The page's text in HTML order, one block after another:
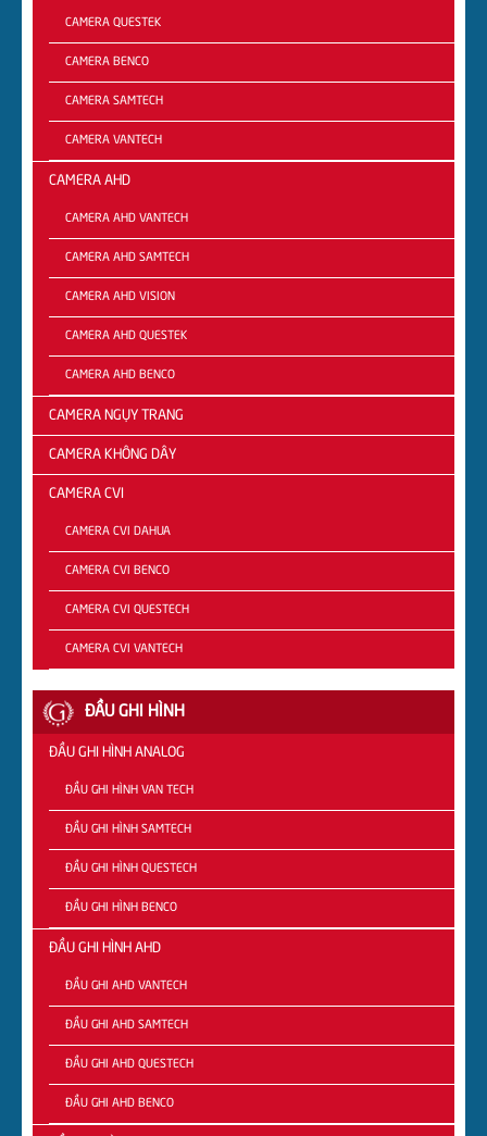
CAMERA QUESTEK
CAMERA BENCO
CAMERA SAMTECH
CAMERA VANTECH
CAMERA AHD
CAMERA AHD VANTECH
CAMERA AHD SAMTECH
CAMERA AHD VISION
CAMERA AHD QUESTEK
CAMERA AHD BENCO
CAMERA NGỤY TRANG
CAMERA KHÔNG DÂY
CAMERA CVI
CAMERA CVI DAHUA
CAMERA CVI BENCO
CAMERA CVI QUESTECH
CAMERA CVI VANTECH
ĐẦU GHI HÌNH
ĐẦU GHI HÌNH ANALOG
ĐẦU GHI HÌNH VAN TECH
ĐẦU GHI HÌNH SAMTECH
ĐẦU GHI HÌNH QUESTECH
ĐẦU GHI HÌNH BENCO
ĐẦU GHI HÌNH AHD
ĐẦU GHI AHD VANTECH
ĐẦU GHI AHD SAMTECH
ĐẦU GHI AHD QUESTECH
ĐẦU GHI AHD BENCO